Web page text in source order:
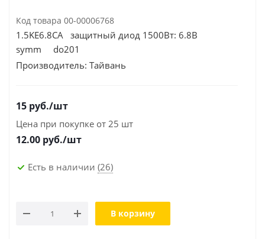
Код товара 00-00006768
1.5KE6.8CA защитный диод 1500Вт: 6.8В
symm do201
Производитель: Тайвань
15 руб./шт
Цена при покупке от 25 шт
12.00 руб./шт
Есть в наличии (26)
В корзину